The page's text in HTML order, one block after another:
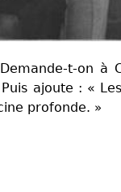
t-on à
ajoute : «
profonde. »